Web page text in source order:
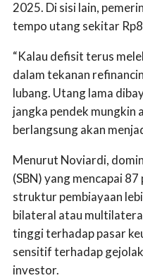
2025. Di sisi lain,
tempo utang sekitar
“Kalau defisit terus
dalam tekanan
lubang. Utang lama
jangka pendek mungkin
berlangsung akan
Menurut Noviardi,
(SBN) yang mencapai
struktur pembiayaan
bilateral atau
tinggi terhadap pasar
sensitif terhadap
investor.